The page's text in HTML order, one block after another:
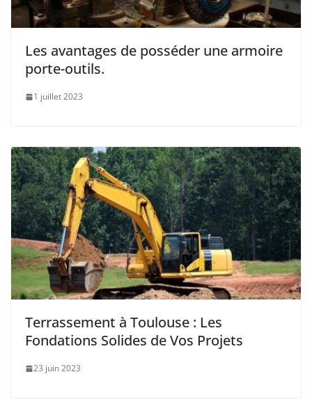
Les avantages de posséder une armoire
porte-outils.
1 juillet 2023
Terrassement à Toulouse : Les
Fondations Solides de Vos Projets
23 juin 2023